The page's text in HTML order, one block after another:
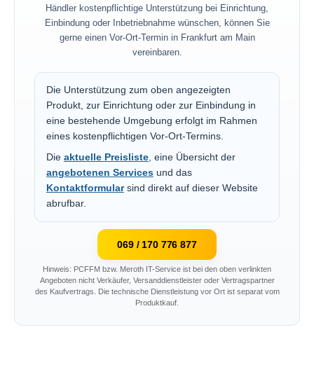
Händler kostenpflichtige Unterstützung bei Einrichtung,
Einbindung oder Inbetriebnahme wünschen, können Sie
gerne einen Vor-Ort-Termin in Frankfurt am Main
vereinbaren.
Die Unterstützung zum oben angezeigten
Produkt, zur Einrichtung oder zur Einbindung in
eine bestehende Umgebung erfolgt im Rahmen
eines kostenpflichtigen Vor-Ort-Termins.
Die aktuelle Preisliste, eine Übersicht der
angebotenen Services und das
Kontaktformularsind direkt auf dieser Website
abrufbar.
069 / 170 776 877
Hinweis: PCFFM bzw. Meroth IT-Service ist bei den oben verlinkten
Angeboten nicht Verkäufer, Versanddienstleister oder Vertragspartner
des Kaufvertrags. Die technische Dienstleistung vor Ort ist separat vom
Produktkauf.